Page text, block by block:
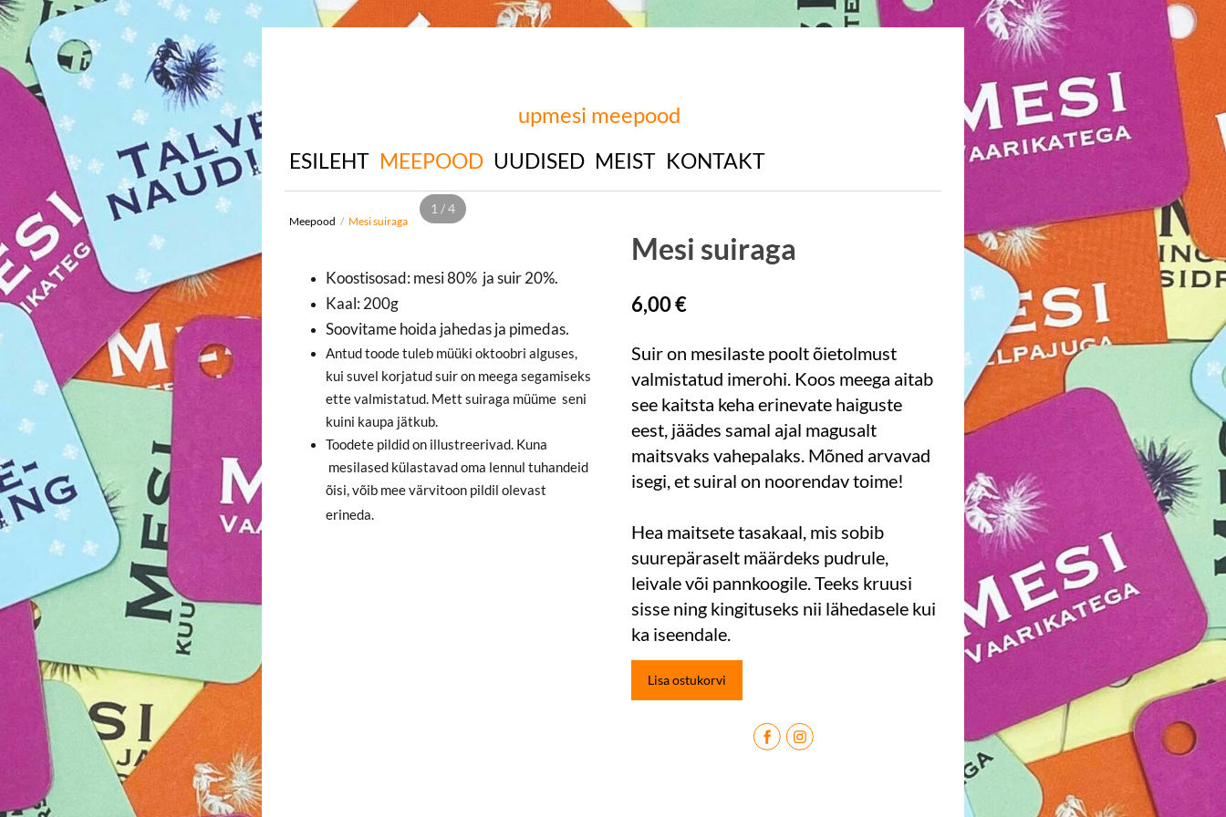
upmesi meepood
ESILEHT MEEPOOD UUDISED MEIST KONTAKT
Meepood / Mesi suiraga
1 / 4
Koostisosad: mesi 80% ja suir 20%.
Kaal: 200g
Soovitame hoida jahedas ja pimedas.
Antud toode tuleb müüki oktoobri alguses,
kui suvel korjatud suir on meega segamiseks
ette valmistatud. Mett suiraga müüme seni
kuini kaupa jätkub.
Toodete pildid on illustreerivad. Kuna
mesilased külastavad oma lennul tuhandeid
õisi, võib mee värvitoon pildil olevast
erineda.
Mesi suiraga
6,00 €
Suir on mesilaste poolt õietolmust
valmistatud imerohi. Koos meega aitab
see kaitsta keha erinevate haiguste
eest, jäädes samal ajal magusalt
maitsvaks vahepalaks. Mõned arvavad
isegi, et suiral on noorendav toime!
Hea maitsete tasakaal, mis sobib
suurepäraselt määrdeks pudrule,
leivale või pannkoogile. Teeks kruusi
sisse ning kingituseks nii lähedasele kui
ka iseendale.
Lisa ostukorvi